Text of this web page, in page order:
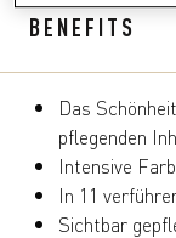
5
Sternen.
108
BENEFITS
Das
pflegenden
Intensive
In 11
Sichtbar